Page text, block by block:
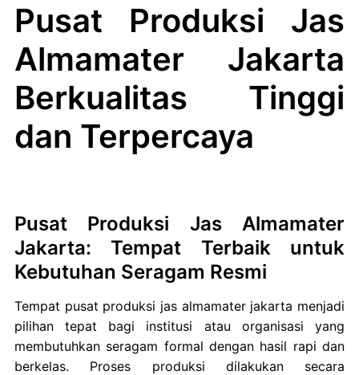
Pusat Produksi Jas
Almamater Jakarta
Berkualitas Tinggi
dan Terpercaya
Pusat Produksi Jas Almamater
Jakarta: Tempat Terbaik untuk
Kebutuhan Seragam Resmi
Tempat pusat produksi jas almamater jakarta menjadi
pilihan tepat bagi institusi atau organisasi yang
membutuhkan seragam formal dengan hasil rapi dan
berkelas. Proses produksi dilakukan secara